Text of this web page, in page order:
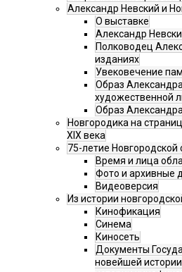
Александр Невский и
О выставке
Александр
Полководец
изданиях
Увековечение
Образ
художественной
Образ
Новгородика на
XIX века
75-летие Новгородской
Время и лица
Фото и архивные
Видеоверсия
Из истории
Кинофикация
Синема
Киносеть
Документы
новейшей